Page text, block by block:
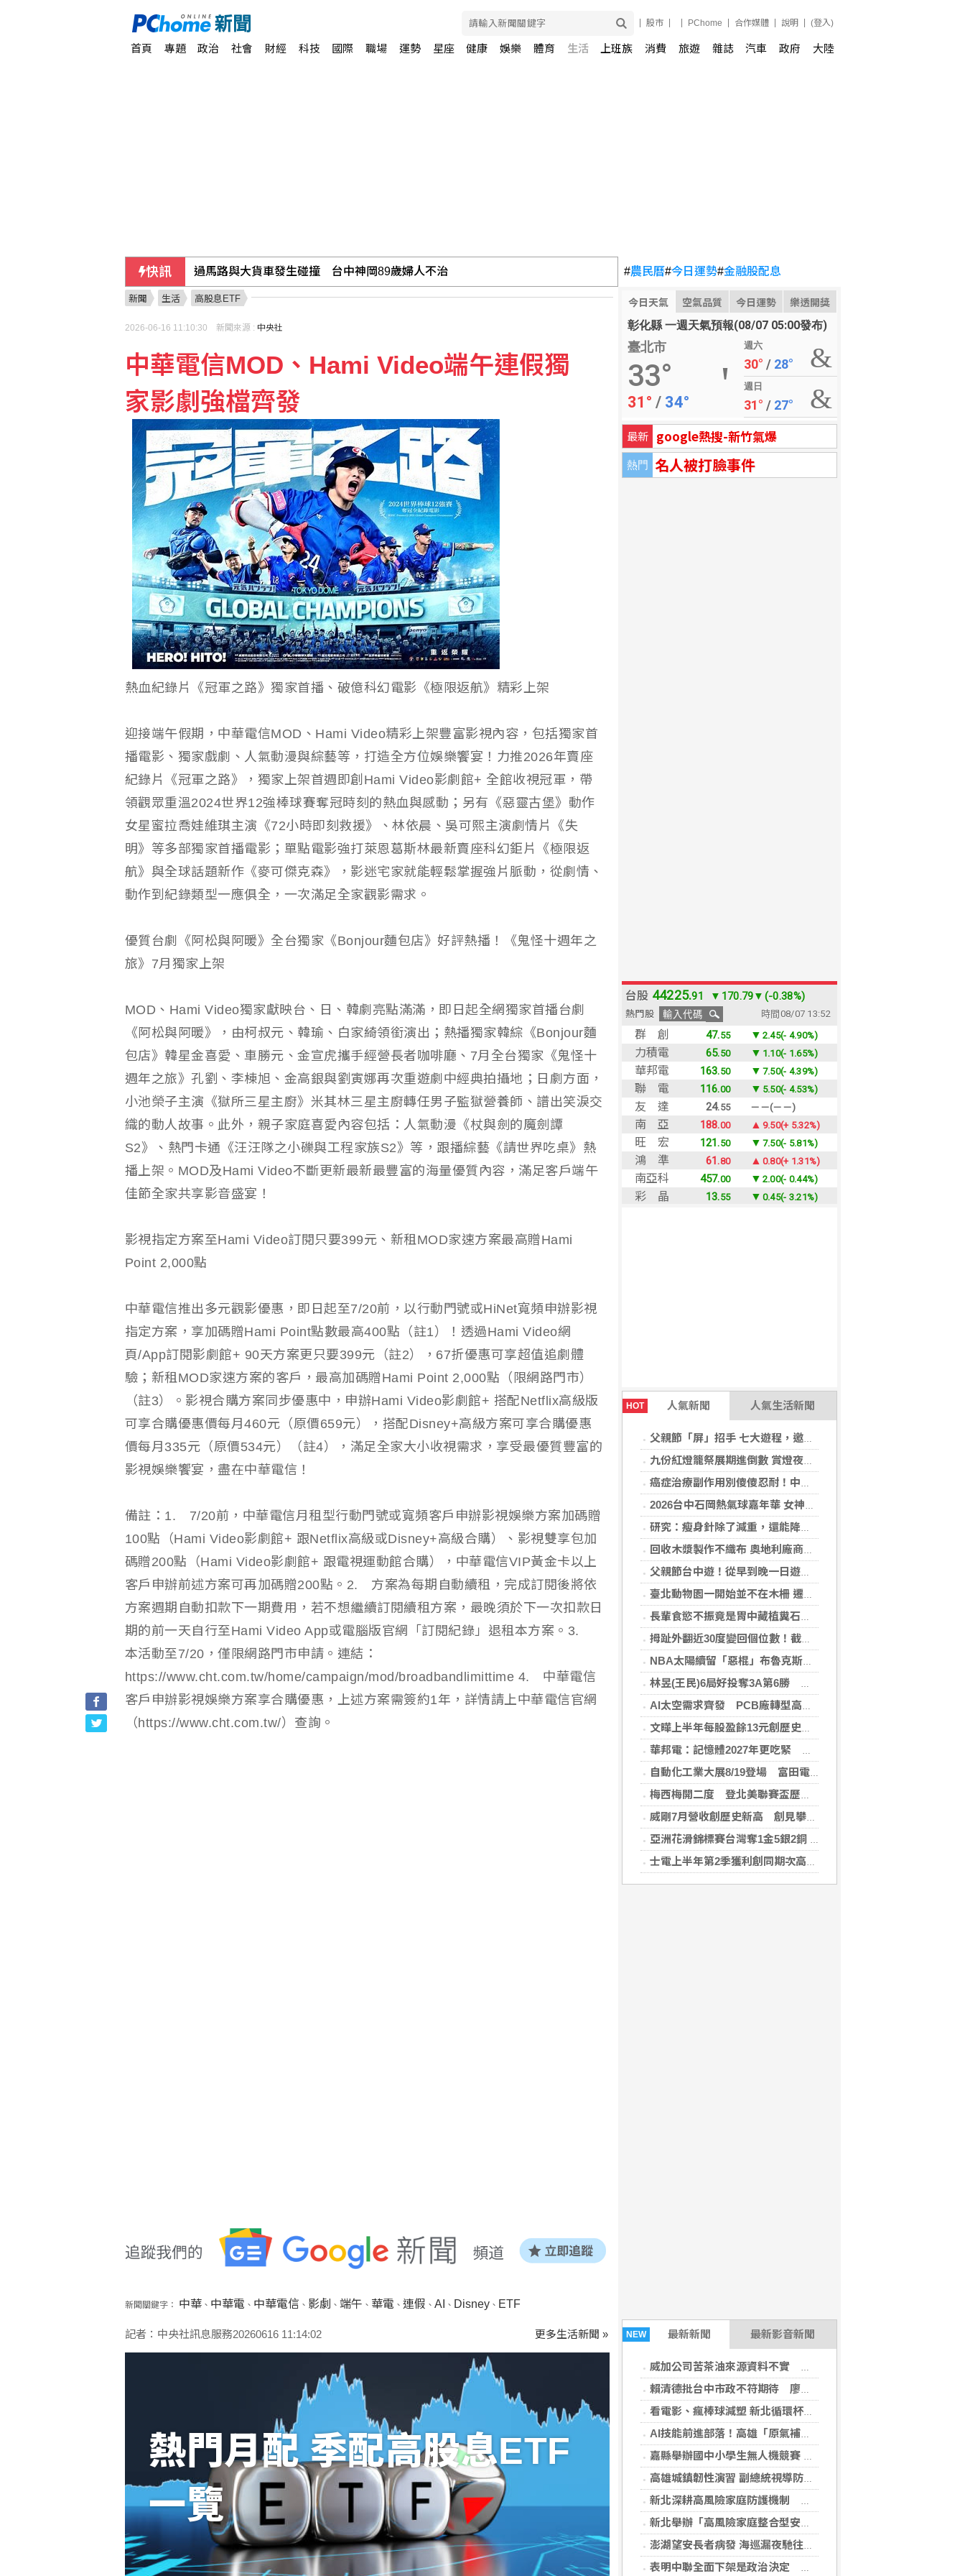
股市 PChome 合作媒體 說明 (登入)
首頁 專題 政治 社會 財經 科技 國際 職場 運勢 星座 健康 娛樂 體育 生活 上班族 消費 旅遊 雜誌 汽車 政府 大陸
快訊
過馬路與大貨車發生碰撞 台中神岡89歲婦人不治
曼谷北郊中學槍擊2教師喪生 9年級學生涉案
印度羽球世錦賽防鳥屎再鬧場 花逾6千萬翻新場館
公視反凍刪預算連署7天破15萬 喊話：公共媒體屬於每位台灣人
#農民曆#今日運勢#金融股配息
今日天氣 空氣品質 今日運勢 樂透開獎
彰化縣 一週天氣預報(08/07 05:00發布)
臺北市
33°
31° / 34°
週六
30° / 28°
週日
31° / 27°
最新 google熱搜-新竹氣爆
熱門 名人被打臉事件
HOT 人氣新聞 人氣生活新聞
父親節「屏」招手 七大遊程，邀您陪爸爸一起過節「趣」！
九份紅燈籠祭展期進倒數 賞燈夜遊解謎集章「趣」！
癌症治療副作用別傻傻忍耐！中醫個人化體質調理 助癌友緩解疲憊與不適
2026台中石岡熱氣球嘉年華 女神台東天后宮媽祖以熱氣球造型、李多慧一起加持助陣
研究：瘦身針除了減重，還能降低罹癌機率
回收木漿製作不織布 奧地利廠商得獎
父親節台中遊！從早到晚一日遊行程推薦，美食、美景一次滿足！
臺北動物園一開始並不在木柵 遷園40周年之際，舉辧「與象同在、迎象未來」特展！
長輩食慾不振竟是胃中藏植糞石？醫用「可樂」化解危機
拇趾外翻近30度變回個位數！截骨矯正助重返登山活動
NBA太陽續留「惡棍」布魯克斯 簽3年23億合約
林昱(王民)6局好投奪3A第6勝 鄭宗哲3度上壘
AI太空需求齊發 PCB廠轉型高階產品迎收成
文曄上半年每股盈餘13元創歷史新高 賺贏2025年全年
華邦電：記憶體2027年更吃緊 啟動高雄廠模組B擴建計畫
自動化工業大展8/19登場 富田電機秀機器人關節模組
梅西梅開二度 登北美聯賽盃歷史進球王
威剛7月營收創歷史新高 創見攀同期高點
亞洲花滑錦標賽台灣奪1金5銀2銅 團隊表現超出預期
士電上半年第2季獲利創同期次高 看好AIDC拉貨需求
NEW 最新新聞 最新影音新聞
威加公司苦茶油來源資料不實 北市重罰300萬元
賴清德批台中市政不符期待 廖偉翔例舉反嗆
看電影、瘋棒球減塑 新北循環杯回歸抽電影票、悍將好禮
AI技能前進部落！高雄「原氣補給」免費開課 助原民青年職涯升級
嘉縣舉辦國中小學生無人機競賽 展現學習成果
高雄城鎮韌性演習 副總統視導防災協作醫療降載
新北深耕高風險家庭防護機制 持續整合社會安全網
新北舉辦「高風險家庭整合型安全網研討會」 以四大議題串聯各局處，精進全齡服務
澎湖望安長者病發 海巡漏夜馳往救援送醫
表明中聯全面下架是政治決定 石崇良：我負政治決定
新聞 生活 高股息ETF
2026-06-16 11:10:30 新聞來源 : 中央社
中華電信MOD、Hami Video端午連假獨
家影劇強檔齊發
熱血紀錄片《冠軍之路》獨家首播、破億科幻電影《極限返航》精彩上架
迎接端午假期，中華電信MOD、Hami Video精彩上架豐富影視內容，包括獨家首
播電影、獨家戲劇、人氣動漫與綜藝等，打造全方位娛樂饗宴！力推2026年賣座
紀錄片《冠軍之路》，獨家上架首週即創Hami Video影劇館+ 全館收視冠軍，帶
領觀眾重溫2024世界12強棒球賽奪冠時刻的熱血與感動；另有《惡靈古堡》動作
女星蜜拉喬娃維琪主演《72小時即刻救援》、林依晨、吳可熙主演劇情片《失
明》等多部獨家首播電影；單點電影強打萊恩葛斯林最新賣座科幻鉅片《極限返
航》與全球話題新作《麥可傑克森》，影迷宅家就能輕鬆掌握強片脈動，從劇情、
動作到紀錄類型一應俱全，一次滿足全家觀影需求。
優質台劇《阿松與阿暖》全台獨家《Bonjour麵包店》好評熱播！《鬼怪十週年之
旅》7月獨家上架
MOD、Hami Video獨家獻映台、日、韓劇亮點滿滿，即日起全網獨家首播台劇
《阿松與阿暖》，由柯叔元、韓瑜、白家綺領銜演出；熱播獨家韓綜《Bonjour麵
包店》韓星金喜愛、車勝元、金宣虎攜手經營長者咖啡廳、7月全台獨家《鬼怪十
週年之旅》孔劉、李棟旭、金高銀與劉寅娜再次重遊劇中經典拍攝地；日劇方面，
小池榮子主演《獄所三星主廚》米其林三星主廚轉任男子監獄營養師、譜出笑淚交
織的動人故事。此外，親子家庭喜愛內容包括：人氣動漫《杖與劍的魔劍譚
S2》、熱門卡通《汪汪隊之小礫與工程家族S2》等，跟播綜藝《請世界吃桌》熱
播上架。MOD及Hami Video不斷更新最新最豐富的海量優質內容，滿足客戶端午
佳節全家共享影音盛宴！
影視指定方案至Hami Video訂閱只要399元、新租MOD家速方案最高贈Hami
Point 2,000點
中華電信推出多元觀影優惠，即日起至7/20前，以行動門號或HiNet寬頻申辦影視
指定方案，享加碼贈Hami Point點數最高400點（註1）！透過Hami Video網
頁/App訂閱影劇館+ 90天方案更只要399元（註2），67折優惠可享超值追劇體
驗；新租MOD家速方案的客戶，最高加碼贈Hami Point 2,000點（限網路門市）
（註3）。影視合購方案同步優惠中，申辦Hami Video影劇館+ 搭配Netflix高級版
可享合購優惠價每月460元（原價659元），搭配Disney+高級方案可享合購優惠
價每月335元（原價534元）（註4），滿足全家大小收視需求，享受最優質豐富的
影視娛樂饗宴，盡在中華電信！
備註：1. 7/20前，中華電信月租型行動門號或寬頻客戶申辦影視娛樂方案加碼贈
100點（Hami Video影劇館+ 跟Netflix高級或Disney+高級合購）、影視雙享包加
碼贈200點（Hami Video影劇館+ 跟電視運動館合購），中華電信VIP黃金卡以上
客戶申辦前述方案可再加碼贈200點。2. 方案為每期自動續租，完成訂閱後將依
方案週期自動扣款下一期費用，若不想繼續訂閱續租方案，最晚須於下一次扣款日
期的前一天自行至Hami Video App或電腦版官網「訂閱紀錄」退租本方案。3.
本活動至7/20，僅限網路門市申請。連結：
https://www.cht.com.tw/home/campaign/mod/broadbandlimittime 4. 中華電信
客戶申辦影視娛樂方案享合購優惠，上述方案需簽約1年，詳情請上中華電信官網
（https://www.cht.com.tw/）查詢。
新聞關鍵字： 中華、 中華電 、 中華電信 、 影劇 、 端午 、 華電 、 連假 、 AI 、 Disney、 ETF
記者：中央社訊息服務20260616 11:14:02 更多生活新聞 »
熱門月配 季配高股息ETF
一覽